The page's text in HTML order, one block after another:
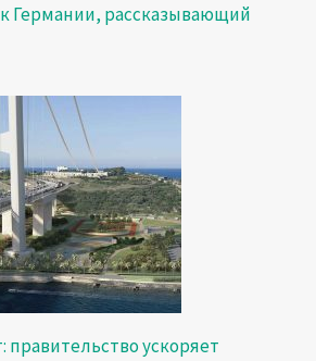
Германии, рассказывающий
правительство ускоряет